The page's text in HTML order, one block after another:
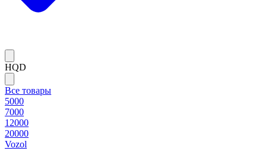
HQD
Все товары
5000
7000
12000
20000
Vozol